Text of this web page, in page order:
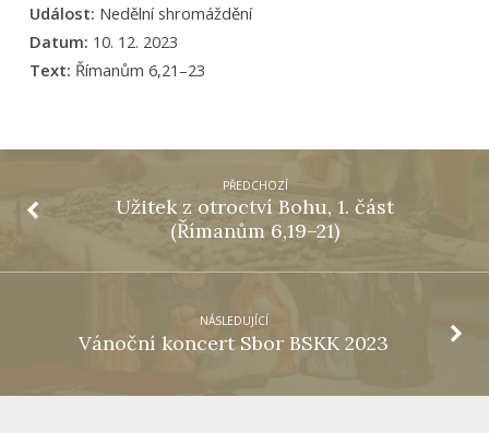
Událost: Nedělní shromáždění
Datum: 10. 12. 2023
Text: Římanům 6,21–23
PŘEDCHOZÍ
Užitek z otroctví Bohu, 1. část
(Římanům 6,19–21)
NÁSLEDUJÍCÍ
Vánoční koncert Sbor BSKK 2023